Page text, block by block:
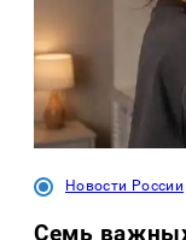
Новости России
Семь